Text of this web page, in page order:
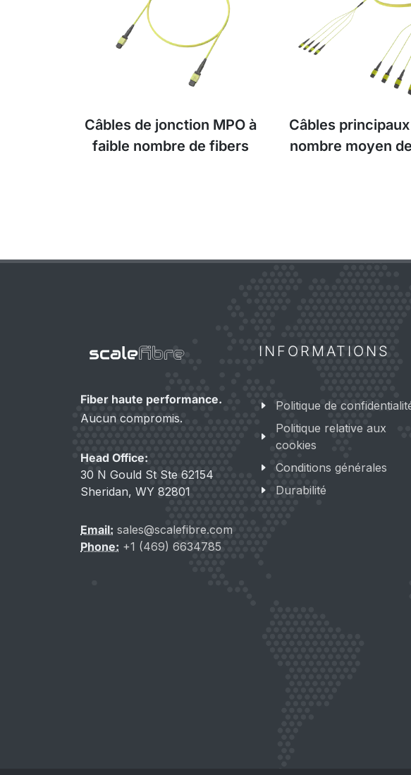
Câbles de jonction MPO à
faible nombre de fibers
Câbles principaux
nombre moyen
Fiber haute performance.
Aucun compromis.
Head Office:
30 N Gould St Ste 62154
Sheridan, WY 82801
Email: sales@scalefibre.com
Phone: +1 (469) 6634785
INFORMATIONS
Politique de
Politique relative aux
cookies
Conditions générales
Durabilité